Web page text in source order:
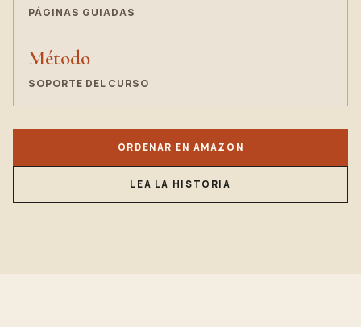
PÁGINAS GUIADAS
Método
SOPORTE DEL CURSO
ORDENAR EN AMAZON
LEA LA HISTORIA